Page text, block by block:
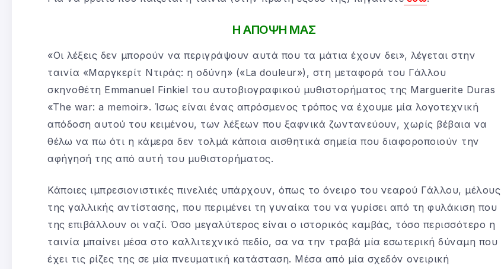
Η ΑΠΟΨΗ ΜΑΣ
«Οι λέξεις δεν μπορούν να περιγράψουν αυτά που τα μάτια έχουν δει», λέγεται στην
ταινία «Μαργκερίτ Ντιράς: η οδύνη» («La douleur»), στη μεταφορά του Γάλλου
σκηνοθέτη Emmanuel Finkiel του αυτοβιογραφικού μυθιστορήματος της Marguerite Duras
«The war: a memoir». Ίσως είναι ένας απρόσμενος τρόπος να έχουμε μία λογοτεχνική
απόδοση αυτού του κειμένου, των λέξεων που ξαφνικά ζωντανεύουν, χωρίς βέβαια να
θέλω να πω ότι η κάμερα δεν τολμά κάποια αισθητικά σημεία που διαφοροποιούν την
αφήγησή της από αυτή του μυθιστορήματος.
Κάποιες ιμπρεσιονιστικές πινελιές υπάρχουν, όπως το όνειρο του νεαρού Γάλλου, μέλους
της γαλλικής αντίστασης, που περιμένει τη γυναίκα του να γυρίσει από τη φυλάκιση που
της επιβάλλουν οι ναζί. Όσο μεγαλύτερος είναι ο ιστορικός καμβάς, τόσο περισσότερο η
ταινία μπαίνει μέσα στο καλλιτεχνικό πεδίο, σα να την τραβά μία εσωτερική δύναμη που
έχει τις ρίζες της σε μία πνευματική κατάσταση. Μέσα από μία σχεδόν ονειρική